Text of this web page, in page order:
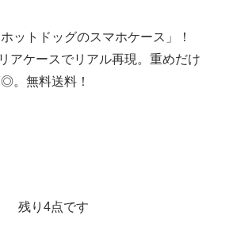
ットドッグのスマホケース」！
アケースでリアル再現。重めだけ
。無料送料！
残り4点です